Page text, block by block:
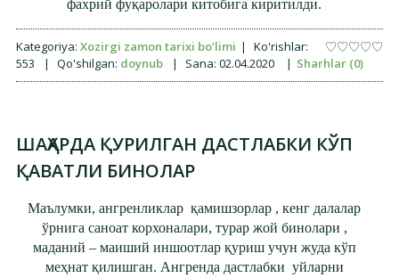
фахрий фуқаролари китобига киритилди.
Kategoriya: Xozirgi zamon tarixi bo'limi |
Ko'rishlar:
553
| Qo'shilgan: doynub | Sana: 02.04.2020 | Sharhlar (0)
ШАҲАРДА ҚУРИЛГАН ДАСТЛАБКИ КЎП
ҚАВАТЛИ БИНОЛАР
Маълумки, ангренликлар қамишзорлар , кенг далалар
ўрнига саноат корхоналари, турар жой бинолари ,
маданий – маиший иншоотлар қуриш учун жуда кўп
меҳнат қилишган. Ангренда дастлабки уйларни